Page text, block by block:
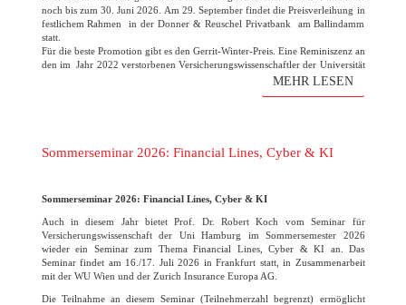
noch bis zum 30. Juni 2026. Am 29. September findet die Preisverleihung in
festlichem Rahmen in der Donner & Reuschel Privatbank am Ballindamm
statt.
Für die beste Promotion gibt es den Gerrit-Winter-Preis. Eine Reminiszenz an
den im Jahr 2022 verstorbenen Versicherungswissenschaftler der Universität
Hamburg. Der Verein freut sich wie immer auf die zahlreichen
MEHR LESEN
Sommerseminar 2026: Financial Lines, Cyber & KI
Sommerseminar 2026: Financial Lines, Cyber & KI
Auch in diesem Jahr bietet Prof. Dr. Robert Koch vom Seminar für
Versicherungswissenschaft der Uni Hamburg im Sommersemester 2026
wieder ein Seminar zum Thema Financial Lines, Cyber & KI an. Das
Seminar findet am 16./17. Juli 2026 in Frankfurt statt, in Zusammenarbeit
mit der WU Wien und der Zurich Insurance Europa AG.
Die Teilnahme an diesem Seminar (Teilnehmerzahl begrenzt) ermöglicht